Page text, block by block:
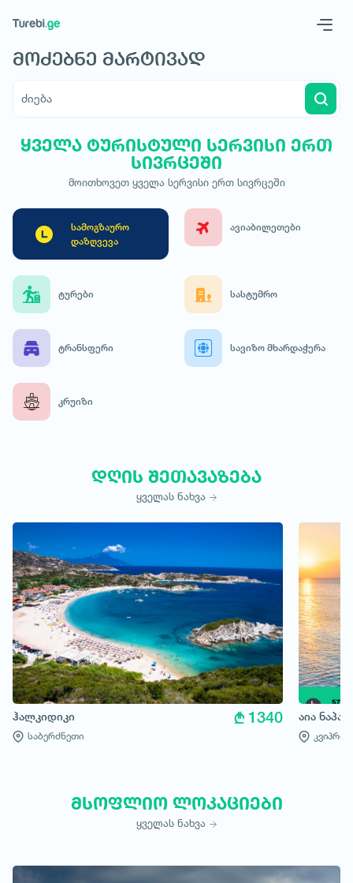
მოძებნე მარტივად
რეკომენდირებული
რეკომენდირებული
ყველა ტურისტული სერვისი ერთ
სივრცეში
მოითხოვეთ ყველა სერვისი ერთ სივრცეში
სამოგზაურო
დაზღვევა
ავიაბილეთები
ტურები სასტუმრო
ტრანსფერი სავიზო მხარდაჭერა
კრუიზი
დღის შეთავაზება
ყველას ნახვა
ჰალკიდიკი
საბერძნეთი
1340 აია ნაპა
მსოფლიო ლოკაციები
ყველას ნახვა